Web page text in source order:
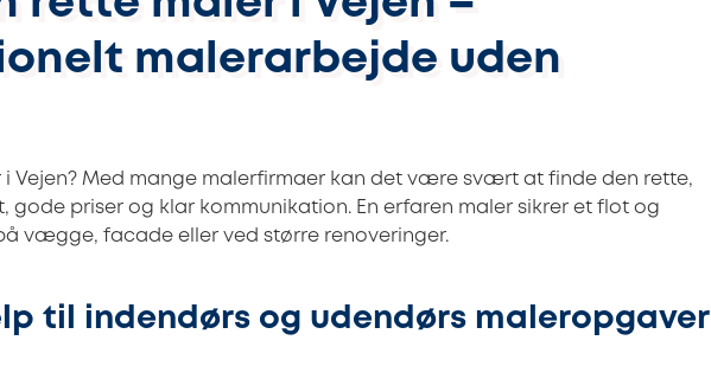
malerarbejde uden
i Vejen? Med mange malerfirmaer kan det være svært at finde den rette,
gode priser og klar kommunikation. En erfaren maler sikrer et flot og
vægge, facade eller ved større renoveringer.
til indendørs og udendørs maleropgaver